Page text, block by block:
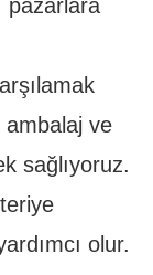
pazarlara
ambalaj ve
sağlıyoruz.
olur.